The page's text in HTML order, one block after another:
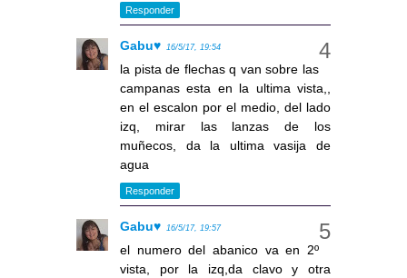
Responder
Gabu♥ 16/5/17, 19:54
la pista de flechas q van sobre las
campanas esta en la ultima vista,,
en el escalon por el medio, del lado
izq, mirar las lanzas de los
muñecos, da la ultima vasija de
agua
Responder
Gabu♥ 16/5/17, 19:57
el numero del abanico va en 2º
vista, por la izq,da clavo y otra